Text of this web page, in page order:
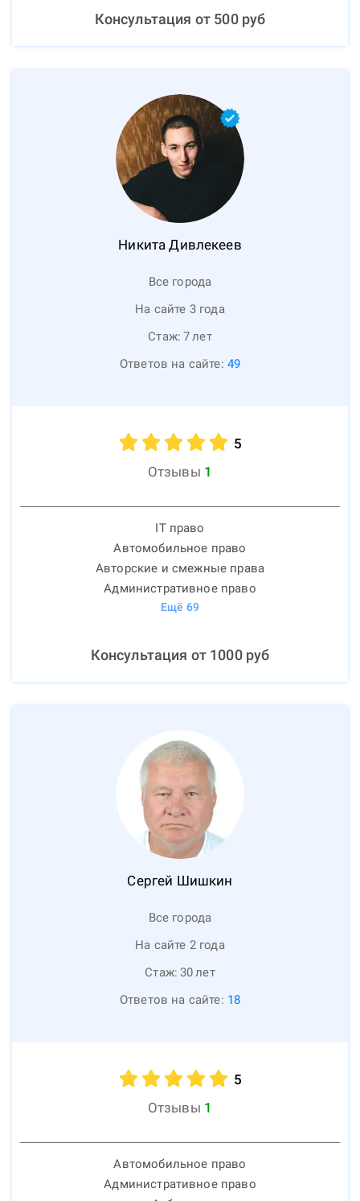
Консультация от 500руб
Никита Дивлекеев
Все города
На сайте 3 года
Стаж: 7лет
Ответов на сайте: 49
5
Отзывы 1
IT право
Автомобильное право
Авторские и смежные права
Административное право
Ещё 69
Консультация от 1000руб
Сергей Шишкин
Все города
На сайте 2 года
Стаж: 30лет
Ответов на сайте: 18
5
Отзывы 1
Автомобильное право
Административное право